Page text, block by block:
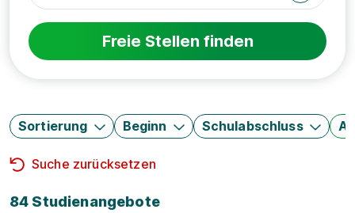
Freie Stellen finden
Sortierung Beginn Schulabschluss
Suche zurücksetzen
84 Studienangebote